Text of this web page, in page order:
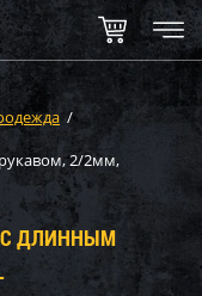
/
2/2мм,
С ДЛИННЫМ